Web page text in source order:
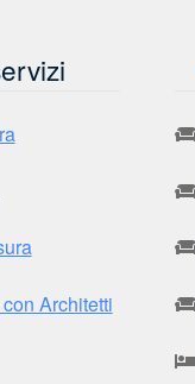
Architetti